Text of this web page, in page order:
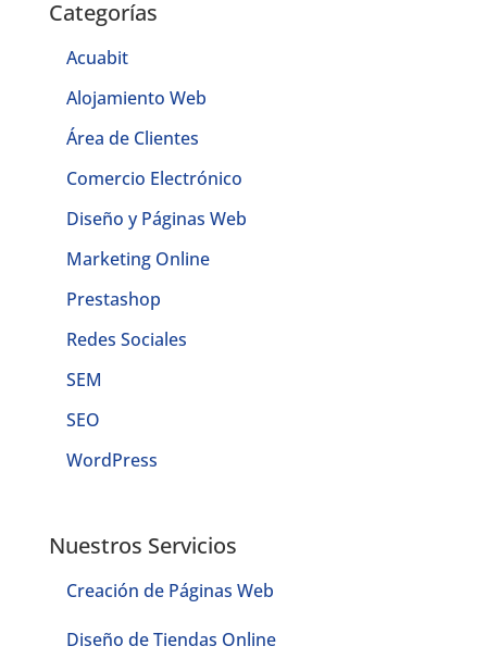
Categorías
Acuabit
Alojamiento Web
Área de Clientes
Comercio Electrónico
Diseño y Páginas Web
Marketing Online
Prestashop
Redes Sociales
SEM
SEO
WordPress
Nuestros Servicios
Creación de Páginas Web
Diseño de Tiendas Online